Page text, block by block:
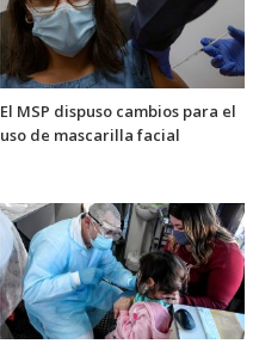
El MSP dispuso cambios para el
uso de mascarilla facial